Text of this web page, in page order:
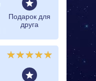
Подарок для
друга
Я
лица,
Очень
Очень